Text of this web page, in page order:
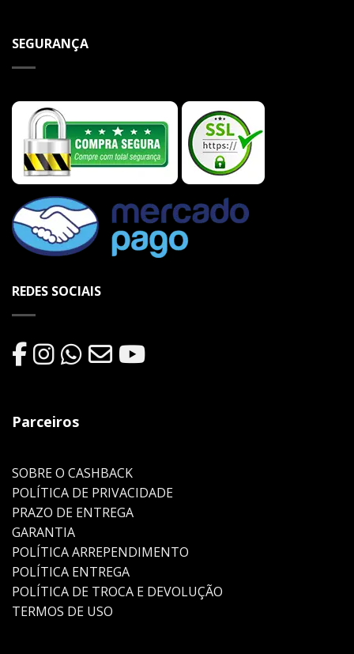
SEGURANÇA
REDES SOCIAIS
Parceiros
SOBRE O CASHBACK
POLÍTICA DE PRIVACIDADE
PRAZO DE ENTREGA
GARANTIA
POLÍTICA ARREPENDIMENTO
POLÍTICA ENTREGA
POLÍTICA DE TROCA E DEVOLUÇÃO
TERMOS DE USO